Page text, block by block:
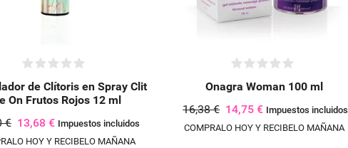
de Clítoris en Spray Clit
On Frutos Rojos 12 ml
€ 13,68 € Impuestos incluidos
HOY Y RECIBELO MAÑANA
Onagra Woman 100 ml
16,38 € 14,75 € Impuestos incluidos
COMPRALO HOY Y RECIBELO MAÑANA